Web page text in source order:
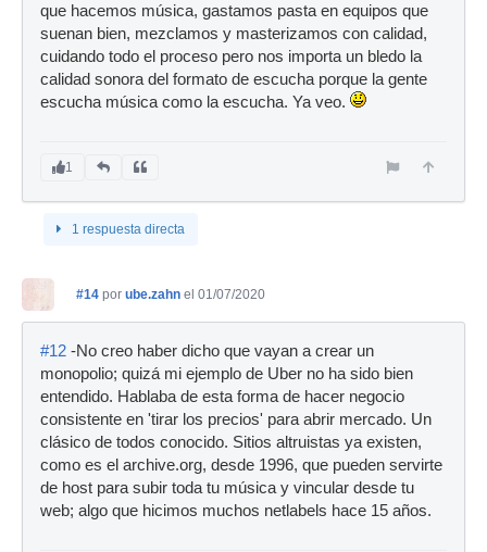
que hacemos música, gastamos pasta en equipos que
suenan bien, mezclamos y masterizamos con calidad,
cuidando todo el proceso pero nos importa un bledo la
calidad sonora del formato de escucha porque la gente
escucha música como la escucha. Ya veo.
1
1 respuesta directa
#14 por ube.zahn el 01/07/2020
#12 -No creo haber dicho que vayan a crear un
monopolio; quizá mi ejemplo de Uber no ha sido bien
entendido. Hablaba de esta forma de hacer negocio
consistente en 'tirar los precios' para abrir mercado. Un
clásico de todos conocido. Sitios altruistas ya existen,
como es el archive.org, desde 1996, que pueden servirte
de host para subir toda tu música y vincular desde tu
web; algo que hicimos muchos netlabels hace 15 años.